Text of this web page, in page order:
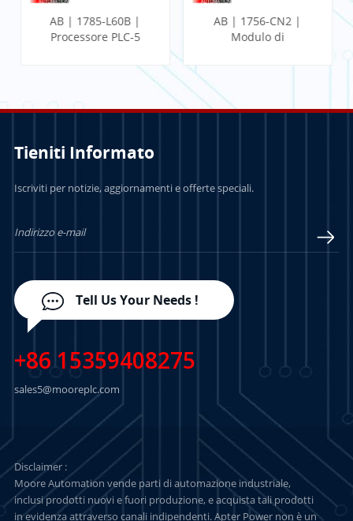
AB | 1785-L60B |
Processore PLC-5
AB | 1756-CN2 |
Modulo di
Tieniti Informato
Iscriviti per notizie, aggiornamenti e offerte speciali.
Tell Us Your Needs !
+86 15359408275
sales5@mooreplc.com
Disclaimer :
Moore Automation vende parti di automazione industriale,
inclusi prodotti nuovi e fuori produzione, e acquista tali prodotti
in evidenza attraverso canali indipendenti. Apter Power non è un